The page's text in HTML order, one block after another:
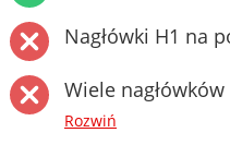
Nagłówki H1 na
Wiele
Rozwiń